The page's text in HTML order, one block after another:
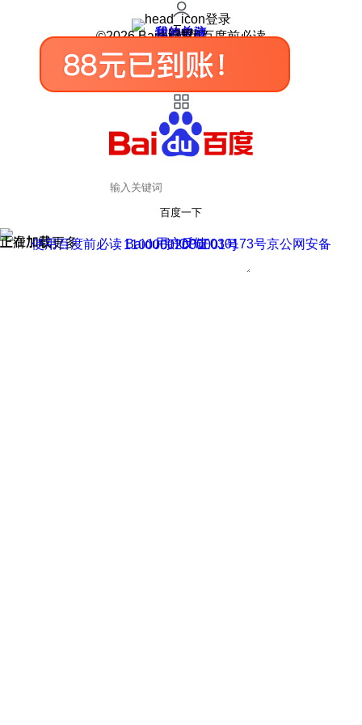
登录
我的关注
我的收藏
皮肤中心
用户反馈
设置
©2026 Baidu 使用百度前必读
百度一下
正在加载
上滑加载更多 用户反馈
使用百度前必读 Baidu 京ICP证030173号
京公网安备11000002000001号